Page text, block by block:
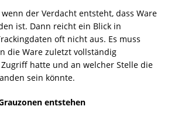
der Verdacht entsteht, dass Ware
ist. Dann reicht ein Blick in
oft nicht aus. Es muss
die Ware zuletzt vollständig
hatte und an welcher Stelle die
sein könnte.
entstehen